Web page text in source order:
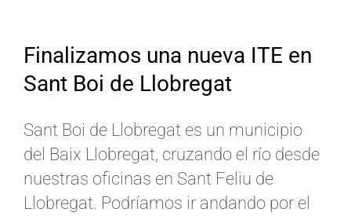
Finalizamos una nueva ITE en
Sant Boi de Llobregat
Sant Boi de Llobregat es un municipio
del Baix Llobregat, cruzando el río desde
nuestras oficinas en Sant Feliu de
Llobregat. Podríamos ir andando por el